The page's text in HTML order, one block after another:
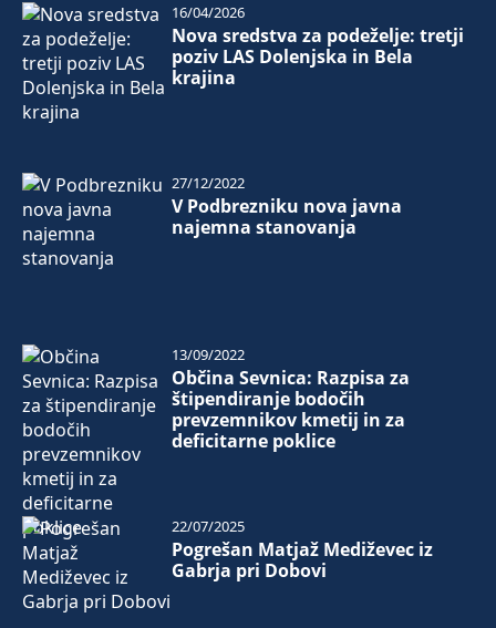
Nova sredstva za podeželje: tretji
poziv LAS Dolenjska in Bela
krajina
16/04/2026
V Podbrezniku nova javna
najemna stanovanja
27/12/2022
Občina Sevnica: Razpisa za
štipendiranje bodočih
prevzemnikov kmetij in za
deficitarne poklice
13/09/2022
Pogrešan Matjaž Mediževec iz
Gabrja pri Dobovi
22/07/2025